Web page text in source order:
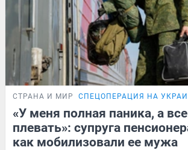
СТРАНА И МИР СПЕЦОПЕРАЦИЯ НА
«У меня полная паника, а
плевать»: супруга
как мобилизовали ее мужа